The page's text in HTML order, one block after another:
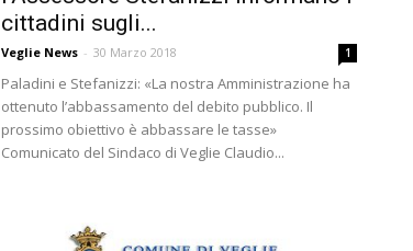
cittadini sugli...
Veglie News - 30 Marzo 2018 1
Paladini e Stefanizzi: «La nostra Amministrazione ha
ottenuto l’abbassamento del debito pubblico. Il
prossimo obiettivo è abbassare le tasse»
Comunicato del Sindaco di Veglie Claudio...